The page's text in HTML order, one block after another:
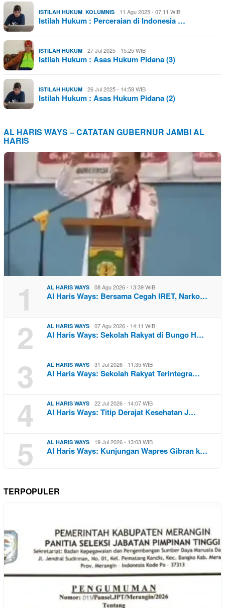
ISTILAH HUKUM, KOLUMNIS 11 Agu 2025 - 07:11 WIB
Istilah Hukum : Perceraian di Indonesia …
ISTILAH HUKUM 27 Jul 2025 - 15:25 WIB
Istilah Hukum : Asas Hukum Pidana (3)
ISTILAH HUKUM 26 Jul 2025 - 14:58 WIB
Istilah Hukum : Asas Hukum Pidana (2)
AL HARIS WAYS – CATATAN GUBERNUR JAMBI AL
HARIS
1 AL HARIS WAYS 08 Agu 2026 - 13:39 WIB
Al Haris Ways: Bersama Cegah IRET, Narko…
2 AL HARIS WAYS 07 Agu 2026 - 14:11 WIB
Al Haris Ways: Sekolah Rakyat di Bungo H…
3 AL HARIS WAYS 31 Jul 2026 - 11:35 WIB
Al Haris Ways: Sekolah Rakyat Terintegra…
4 AL HARIS WAYS 22 Jul 2026 - 14:07 WIB
Al Haris Ways: Titip Derajat Kesehatan J…
5 AL HARIS WAYS 19 Jul 2026 - 13:03 WIB
Al Haris Ways: Kunjungan Wapres Gibran k…
TERPOPULER